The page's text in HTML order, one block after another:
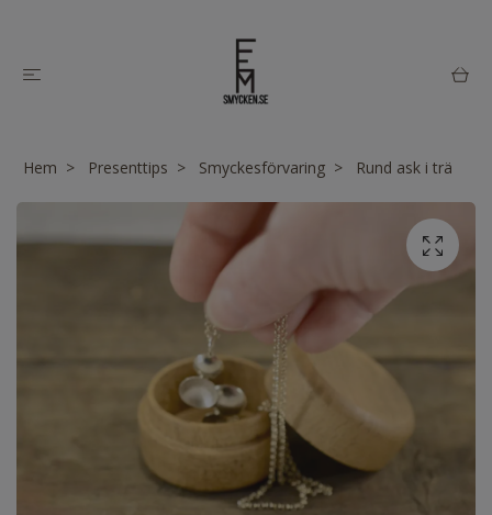
Hem Presenttips Smyckesförvaring Rund ask i trä